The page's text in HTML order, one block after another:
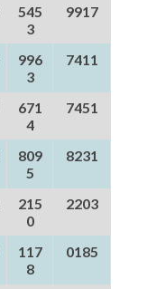
545
3
9917
996
3
7411
671
4
7451
809
5
8231
215
0
2203
117
8
0185